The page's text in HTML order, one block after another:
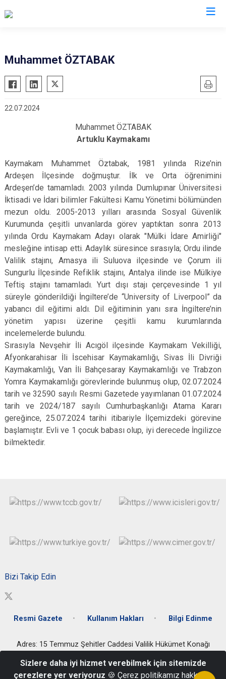
Muhammet ÖZTABAK
22.07.2024
Muhammet ÖZTABAK
Artuklu Kaymakamı
Kaymakam Muhammet Öztabak, 1981 yılında Rize’nin
Ardeşen İlçesinde doğmuştur. İlk ve Orta öğrenimini
Ardeşen’de tamamladı. 2003 yılında Dumlupınar Üniversitesi
İktisadi ve İdari bilimler Fakültesi Kamu Yönetimi bölümünden
mezun oldu. 2005-2013 yılları arasında Sosyal Güvenlik
Kurumunda çeşitli unvanlarda görev yaptıktan sonra 2013
yılında Ordu Kaymakam Adayı olarak "Mülki İdare Amirliği"
mesleğine intisap etti. Adaylık süresince sırasıyla; Ordu ilinde
Valilik stajını, Amasya ili Suluova ilçesinde ve Çorum ili
Sungurlu İlçesinde Refiklik stajını, Antalya ilinde ise Mülkiye
Teftiş stajını tamamladı. Yurt dışı stajı çerçevesinde 1 yıl
süreyle gönderildiği İngiltere’de “University of Liverpool” da
yabancı dil eğitimi aldı. Dil eğitiminin yanı sıra İngiltere’nin
yönetim yapısı üzerine çeşitli kamu kurumlarında
incelemelerde bulundu.
Sırasıyla Nevşehir İli Acıgöl ilçesinde Kaymakam Vekilliği,
Afyonkarahisar İli İscehisar Kaymakamlığı, Sivas İli Divriği
Kaymakamlığı, Van İli Bahçesaray Kaymakamlığı ve Trabzon
Yomra Kaymakamlığı görevlerinde bulunmuş olup, 02.07.2024
tarih ve 32590 sayılı Resmi Gazetede yayımlanan 01.07.2024
tarih ve 2024/187 sayılı Cumhurbaşkanlığı Atama Kararı
gereğince, 25.07.2024 tarihi itibariyle İlçemizdeki görevine
başlamıştır. Evli ve 1 çocuk babası olup, iyi derecede İngilizce
bilmektedir.
Bizi Takip Edin
Resmi Gazete Kullanım Hakları Bilgi Edinme
Adres: 15 Temmuz Şehitler Caddesi Valilik Hükümet Konağı
Valilik Santral: 0482 212 30 56 - Özel Kalem Müdürlüğü: 0482 212
Sizlere daha iyi hizmet verebilmek için sitemizde
çerezlere yer veriyoruz 🍪 Çerez politikamız hakkında